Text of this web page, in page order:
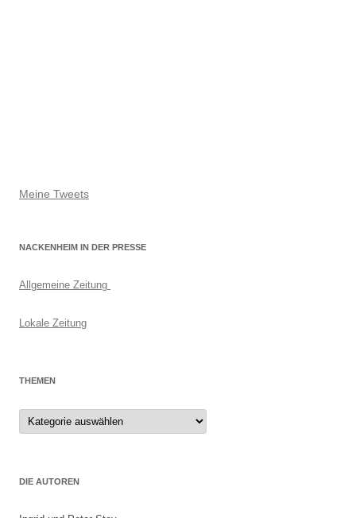
Meine Tweets
NACKENHEIM IN DER PRESSE
Allgemeine Zeitung
Lokale Zeitung
THEMEN
Themen
DIE AUTOREN